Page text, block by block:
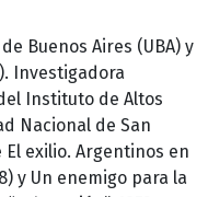
Buenos Aires (UBA) y
Investigadora
Instituto de Altos
Nacio­nal de San
El exilio. Argentinos en
y Un enemigo para la